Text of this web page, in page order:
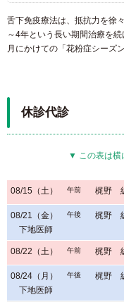
舌下免疫療法は、抵抗力を徐
～4年という長い期間治療を
月にかけての「花粉症シーズ
休診代診
▼ この表は横
08/15（土） 午前 梶野
08/21（金） 午後 梶野
下地医師
08/22（土） 午前 梶野
08/24（月） 午後 梶野
下地医師